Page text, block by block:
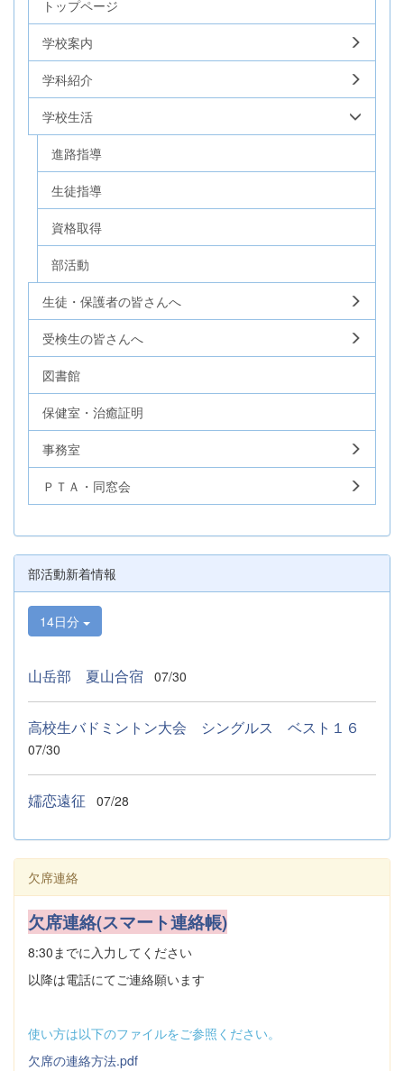
トップページ
学校案内
学科紹介
学校生活
進路指導
生徒指導
資格取得
部活動
生徒・保護者の皆さんへ
受検生の皆さんへ
図書館
保健室・治癒証明
事務室
ＰＴＡ・同窓会
部活動新着情報
14日分
山岳部 夏山合宿 07/30
高校生バドミントン大会 シングルス ベスト１６
07/30
嬬恋遠征 07/28
欠席連絡
欠席連絡(スマート連絡帳)
8:30までに入力してください
以降は電話にてご連絡願います
使い方は以下のファイルをご参照ください。
欠席の連絡方法.pdf